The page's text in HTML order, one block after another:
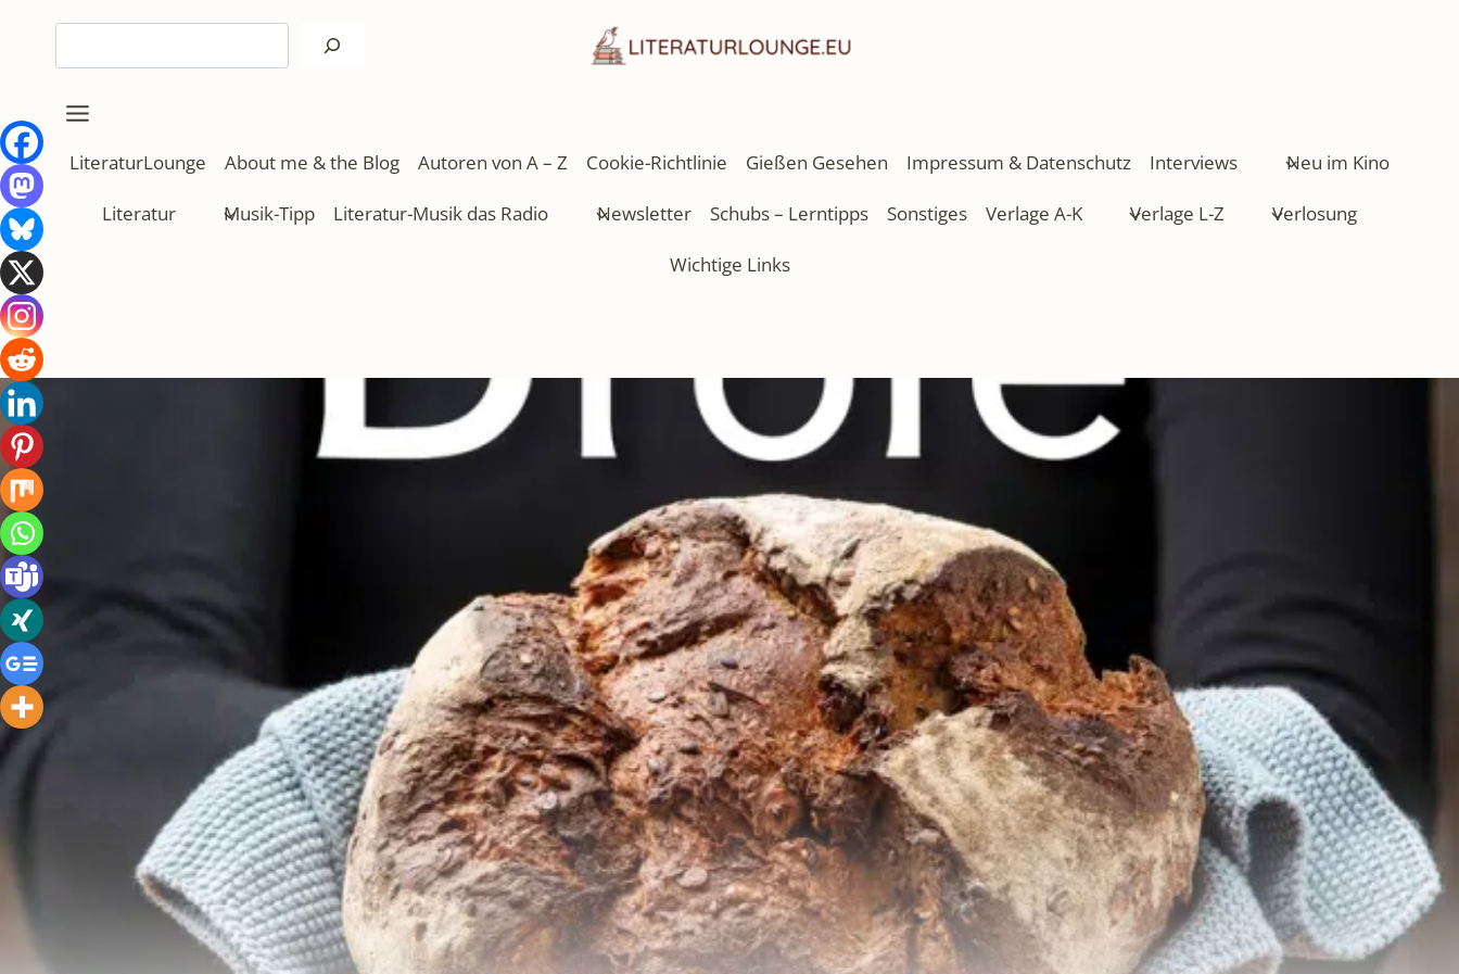
springen
LiteraturLounge About me & the Blog Autoren von A – Z Cookie-Richtlinie Gießen Gesehen Impressum & Datenschutz Interviews Neu im Kino
Literatur Musik-Tipp Literatur-Musik das Radio Newsletter Schubs – Lerntipps Sonstiges Verlage A-K Verlage L-Z Verlosung
Wichtige Links